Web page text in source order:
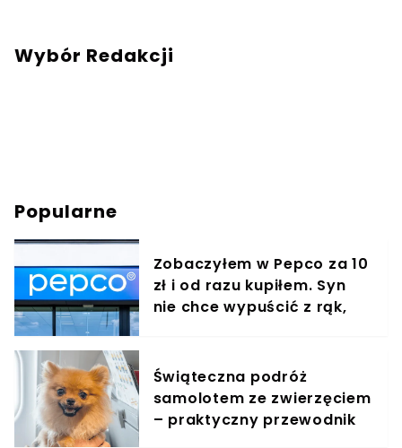
Wybór Redakcji
Popularne
Zobaczyłem w Pepco za 10
zł i od razu kupiłem. Syn
nie chce wypuścić z rąk,
Świąteczna podróż
samolotem ze zwierzęciem
– praktyczny przewodnik